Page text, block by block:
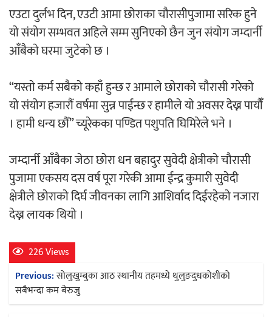
चलचित्र ‘माया भनेकै यस्तो होला’को शीर्ष गीत
सार्वजनिक
काठमाडौं युथ कन्क्लेभ २०२६ भव्यताका साथ
एउटा दुर्लभ दिन, एउटी आमा छाेराका चौरासीपुजामा सरिक हुने
याे संयाेग सम्भवत अहिले सम्म सुनिएकाे छैन जुन संयाेग जम्दार्नी
आँबैकाे घरमा जुटेकाे छ ।
“यस्ताे कर्म सबैकाे कहाँ हुन्छ र आमाले छाेराकाे चौरासी गरेकाे
याे संयाेग हजारौं वर्षमा सुन्न पाईन्छ र हामीले याे अवसर देख्न पायौंँ
। हामी धन्य छौँ” च्यूरेकका पण्डित पशुपति घिमिरेले भने ।
जम्दार्नी आँबैका जेठा छाेरा धन बहादुर सुवेदी क्षेत्रीकाे चौरासी
पुजामा एकसय दस वर्ष पूरा गरेकी आमा ईन्द्र कुमारी सुवेदी
क्षेत्रीले छाेराकाे दिर्घ जीवनका लागि आशिर्वाद दिईरहेकाे नजारा
देख्न लायक थियाे ।
226 Views
Post
navigation
Previous:सोलुखुम्बुका आठ स्थानीय तहमध्ये थुलुङदुधकोशीको
सबैभन्दा कम बेरुजु